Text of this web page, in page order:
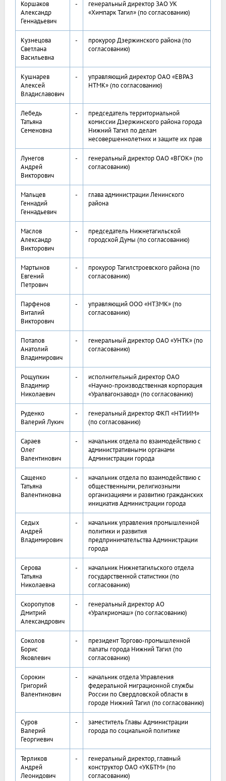
Коршаков
Александр
Геннадьевич
-
генеральный директор ЗАО УК
«Химпарк Тагил» (по согласованию)
Кузнецова
Светлана
Васильевна
-
прокурор Дзержинского района (по
согласованию)
Кушнарев
Алексей
Владиславович
-
управляющий директор ОАО «ЕВРАЗ
НТМК» (по согласованию)
Лебедь
Татьяна
Семеновна
-
председатель территориальной
комиссии Дзержинского района города
Нижний Тагил по делам
несовершеннолетних и защите их прав
Лунегов
Андрей
Викторович
-
генеральный директор ОАО «ВГОК» (по
согласованию)
Мальцев
Геннадий
Геннадьевич
-
глава администрации Ленинского
района
Маслов
Александр
Викторович
-
председатель Нижнетагильской
городской Думы (по согласованию)
Мартынов
Евгений
Петрович
-
прокурор Тагилстроевского района (по
согласованию)
Парфенов
Виталий
Викторович
-
управляющий ООО «НТЗМК» (по
согласованию)
Потапов
Анатолий
Владимирович
-
генеральный директор ОАО «УНТК» (по
согласованию)
Рощупкин
Владимир
Николаевич
-
исполнительный директор ОАО
«Научно-производственная корпорация
«Уралвагонзавод» (по согласованию)
Руденко
Валерий Лукич
-
генеральный директор ФКП «НТИИМ»
(по согласованию)
Сараев
Олег
Валентинович
-
начальник отдела по взаимодействию с
административными органами
Администрации города
Сащенко
Татьяна
Валентиновна
-
начальник отдела по взаимодействию с
общественными, религиозными
организациями и развитию гражданских
инициатив Администрации города
Седых
Андрей
Владимирович
-
начальник управления промышленной
политики и развития
предпринимательства Администрации
города
Серова
Татьяна
Николаевна
-
начальник Нижнетагильского отдела
государственной статистики (по
согласованию)
Скоропупов
Дмитрий
Александрович
-
генеральный директор АО
«Уралкриомаш» (по согласованию)
Соколов
Борис
Яковлевич
-
президент Торгово-промышленной
палаты города Нижний Тагил (по
согласованию)
Сорокин
Григорий
Валентинович
-
начальник отдела Управления
федеральной миграционной службы
России по Свердловской области в
городе Нижний Тагил (по согласованию)
Суров
Валерий
Георгиевич
-
заместитель Главы Администрации
города по социальной политике
Терликов
Андрей
Леонидович
-
генеральный директор, главный
конструктор ОАО «УКБТМ» (по
согласованию)